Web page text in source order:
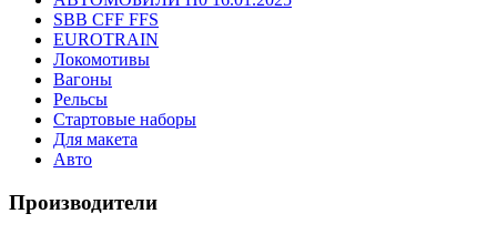
SBB CFF FFS
EUROTRAIN
Локомотивы
Вагоны
Рельсы
Стартовые наборы
Для макета
Авто
Производители